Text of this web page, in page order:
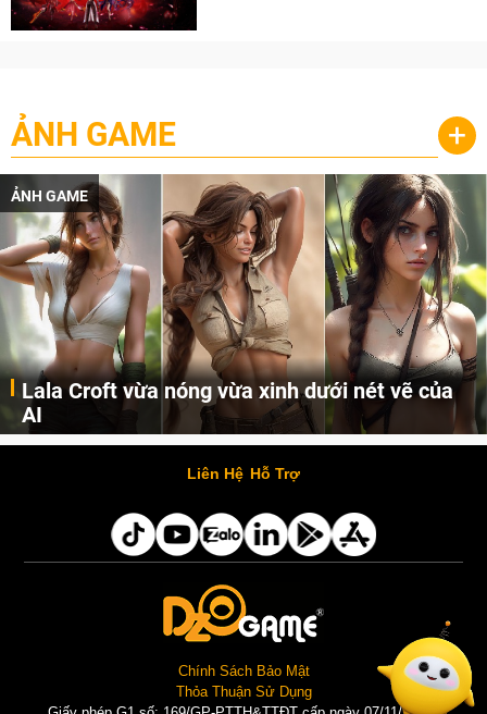
ẢNH GAME +
ẢNH GAME
Lala Croft vừa nóng vừa xinh dưới nét vẽ của
AI
Cùng đến với những hình ảnh Lala Croft của Tomb Raider dưới nét vẽ của AI. Một cô nàng xinh đẹp, nóng bỏng nhưng cũng rắn rỏi và mạnh mẽ.
Liên Hệ Hỗ Trợ
Chính Sách Bảo Mật
Thỏa Thuận Sử Dụng